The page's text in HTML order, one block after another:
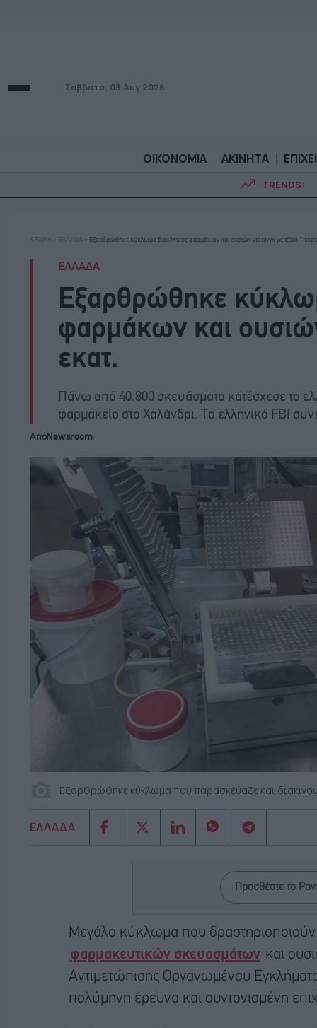
Σάββατο, 08 Αυγ 2026
ΟΙΚΟΝΟΜΙΑ ΑΚΙΝΗΤΑ
TRENDS:
ΟΙΚΟΝΟΜΙΑ ΑΚΙΝΗΤΑ
ΑΡΧΙΚΗ » ΕΛΛΑΔΑ » Εξαρθρώθηκε κύκλωμα διακίνησης φαρμάκων και ουσιών ντόπινγκ με τζίρο 1 εκατ.
ΕΛΛΑΔΑ
Εξαρθρώθηκε
φαρμάκων και ουσιών
εκατ.
Πάνω από 40.800 σκευάσματα κατέσχεσε το
φαρμακείο στο Χαλάνδρι. Το ελληνικό FBI
ΑπόNewsroom
Εξαρθρώθηκε κύκλωμα που παρασκεύαζε και
ΕΛΛΑΔΑ
Προσθέστε το
Μεγάλο κύκλωμα που
φαρμακευτικών σκευασμάτων και
Αντιμετώπισης Οργανωμένου
πολύμηνη έρευνα και συντονισμένη